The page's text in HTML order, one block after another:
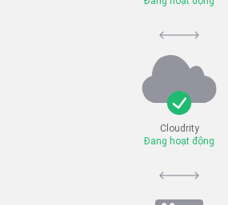
Cloudrity
Đang hoạt động